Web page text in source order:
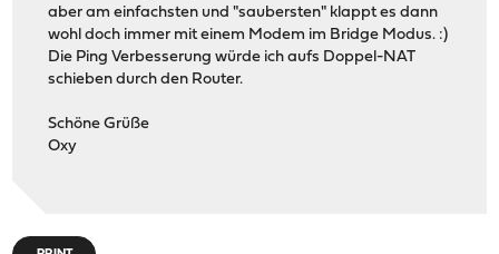
aber am einfachsten und "saubersten" klappt es dann
wohl doch immer mit einem Modem im Bridge Modus. :)
Die Ping Verbesserung würde ich aufs Doppel-NAT
schieben durch den Router.
Schöne Grüße
Oxy